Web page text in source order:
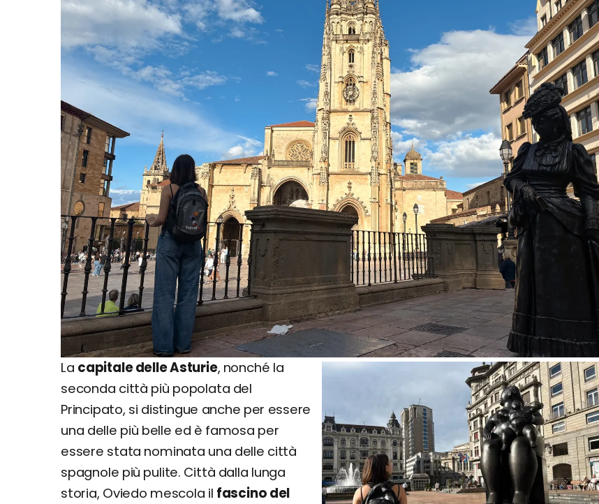
La capitale delle Asturie, nonché la
seconda città più popolata del
Principato, si distingue anche per essere
una delle più belle ed è famosa per
essere stata nominata una delle città
spagnole più pulite. Città dalla lunga
storia, Oviedo mescola il fascino del